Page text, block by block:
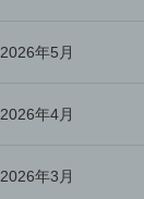
2026年5月
2026年4月
2026年3月